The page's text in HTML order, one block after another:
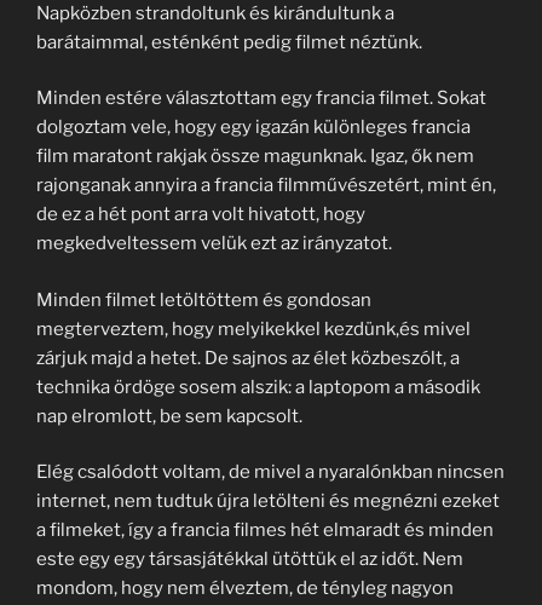
Napközben strandoltunk és kirándultunk a
barátaimmal, esténként pedig filmet néztünk.
Minden estére választottam egy francia filmet. Sokat
dolgoztam vele, hogy egy igazán különleges francia
film maratont rakjak össze magunknak. Igaz, ők nem
rajonganak annyira a francia filmművészetért, mint én,
de ez a hét pont arra volt hivatott, hogy
megkedveltessem velük ezt az irányzatot.
Minden filmet letöltöttem és gondosan
megterveztem, hogy melyikekkel kezdünk,és mivel
zárjuk majd a hetet. De sajnos az élet közbeszólt, a
technika ördöge sosem alszik: a laptopom a második
nap elromlott, be sem kapcsolt.
Elég csalódott voltam, de mivel a nyaralónkban nincsen
internet, nem tudtuk újra letölteni és megnézni ezeket
a filmeket, így a francia filmes hét elmaradt és minden
este egy egy társasjátékkal ütöttük el az időt. Nem
mondom, hogy nem élveztem, de tényleg nagyon